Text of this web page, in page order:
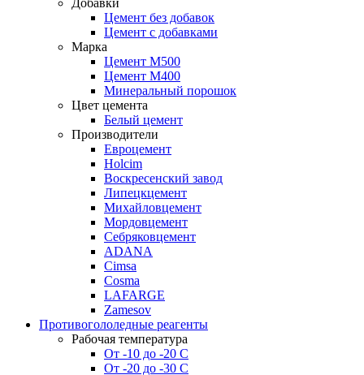
Добавки
Цемент без добавок
Цемент с добавками
Марка
Цемент М500
Цемент М400
Минеральный порошок
Цвет цемента
Белый цемент
Производители
Евроцемент
Holcim
Воскресенский завод
Липецкцемент
Михайловцемент
Мордовцемент
Себряковцемент
ADANA
Cimsa
Cosma
LAFARGE
Zamesov
Противогололедные реагенты
Рабочая температура
От -10 до -20 С
От -20 до -30 С